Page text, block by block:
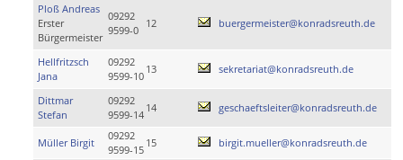
Ploß Andreas
Erster
Bürgermeister
09292
9599-0
12 buergermeister@konradsreuth.de
Hellfritzsch
Jana
09292
9599-10
13 sekretariat@konradsreuth.de
Dittmar
Stefan
09292
9599-14
14 geschaeftsleiter@konradsreuth.de
Müller Birgit
09292
9599-15
15 birgit.mueller@konradsreuth.de